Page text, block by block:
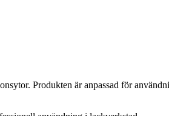
Produkten är anpassad för